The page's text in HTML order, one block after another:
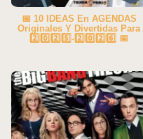
📅 10 IDEAS En AGENDAS
Originales Y Divertidas Para
2️⃣0️⃣2️⃣5️⃣-2️⃣0️⃣2️⃣6️⃣ 📅